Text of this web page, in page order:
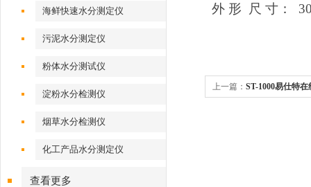
海鲜快速水分测定仪
污泥水分测定仪
粉体水分测试仪
淀粉水分检测仪
烟草水分检测仪
化工产品水分测定仪
查看更多
外 形 尺 寸：
上一篇： ST-1000易仕特